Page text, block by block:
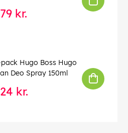
kr.
Hugo Boss Hugo
Deo Spray 150ml
kr.